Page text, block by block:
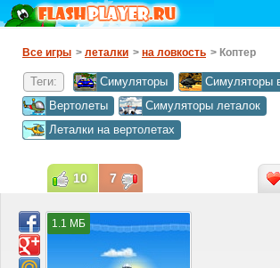
Все игры > леталки > на ловкость > Коптер
Теги: Симуляторы
Симуляторы
Вертолеты
Симуляторы леталок
Леталки на вертолетах
1.1 МБ
10 7